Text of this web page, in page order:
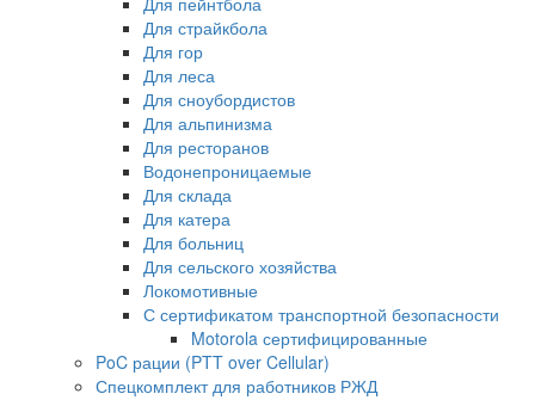
Для страйкбола
Для гор
Для леса
Для сноубордистов
Для альпинизма
Для ресторанов
Водонепроницаемые
Для склада
Для катера
Для больниц
Для сельского хозяйства
Локомотивные
С сертификатом транспортной безопасности
Motorola сертифицированные
PoC рации (PTT over Cellular)
Спецкомплект для работников РЖД